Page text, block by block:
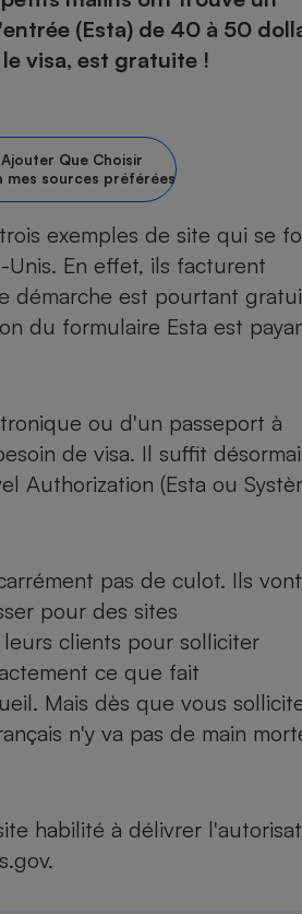
(Esta) de 40 à 50
visa, est gratuite !
Ajouter Que Choisir
mes sources préférées
exemples de site qui se
En effet, ils facturent
démarche est pourtant
du formulaire Esta est
ou d'un passeport à
de visa. Il suffit
Authorization (Esta ou
pas de culot. Ils vont
pour des sites
clients pour solliciter
ce que fait
Mais dès que vous
n'y va pas de main
habilité à délivrer
Foie gras
en ligne
Assurance vie
linge
Lave-vaisselle
Panneaux
portable
haute
d’opticiens
santé
Aide auditive
Crème solaire
- Pompes
funèbres